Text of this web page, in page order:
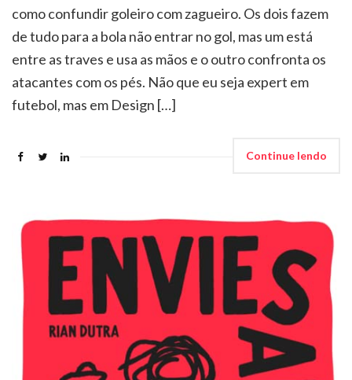
como confundir goleiro com zagueiro. Os dois fazem
de tudo para a bola não entrar no gol, mas um está
entre as traves e usa as mãos e o outro confronta os
atacantes com os pés. Não que eu seja expert em
futebol, mas em Design […]
Continue lendo